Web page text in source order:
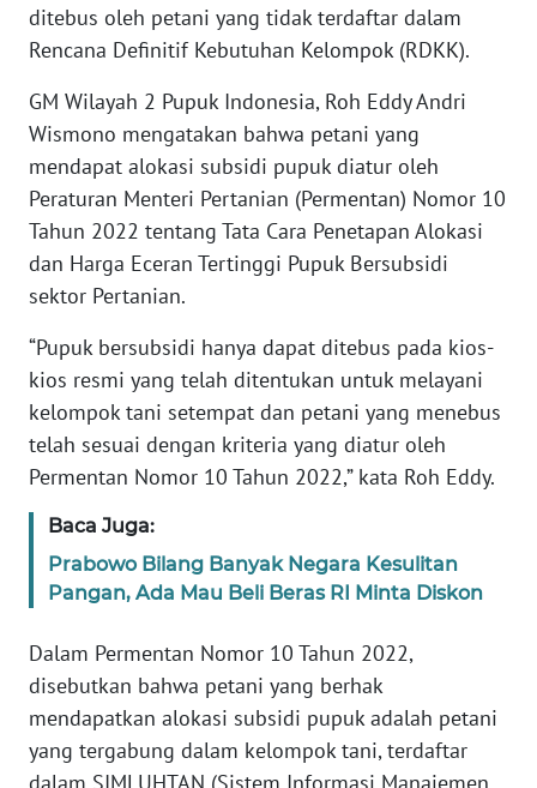
ditebus oleh petani yang tidak terdaftar dalam
Rencana Definitif Kebutuhan Kelompok (RDKK).
GM Wilayah 2 Pupuk Indonesia, Roh Eddy Andri
Wismono mengatakan bahwa petani yang
mendapat alokasi subsidi pupuk diatur oleh
Peraturan Menteri Pertanian (Permentan) Nomor 10
Tahun 2022 tentang Tata Cara Penetapan Alokasi
dan Harga Eceran Tertinggi Pupuk Bersubsidi
sektor Pertanian.
“Pupuk bersubsidi hanya dapat ditebus pada kios-
kios resmi yang telah ditentukan untuk melayani
kelompok tani setempat dan petani yang menebus
telah sesuai dengan kriteria yang diatur oleh
Permentan Nomor 10 Tahun 2022,” kata Roh Eddy.
Baca Juga:
Prabowo Bilang Banyak Negara Kesulitan
Pangan, Ada Mau Beli Beras RI Minta Diskon
Dalam Permentan Nomor 10 Tahun 2022,
disebutkan bahwa petani yang berhak
mendapatkan alokasi subsidi pupuk adalah petani
yang tergabung dalam kelompok tani, terdaftar
dalam SIMLUHTAN (Sistem Informasi Manajemen
MEDIA
SIBER
REDAKSI
KARIR
DISCLAIMER
Wahana
News
Regional
WN
WN
JAKARTA
WN
JABAR
WN
BANTEN